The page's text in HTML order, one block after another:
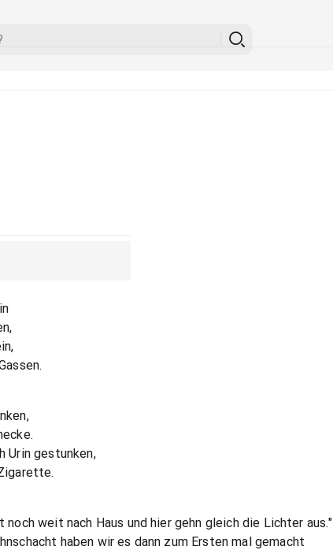
Urin gestunken,
noch weit nach Haus und hier gehn gleich die Lichter aus."
haben wir es dann zum Ersten mal gemacht